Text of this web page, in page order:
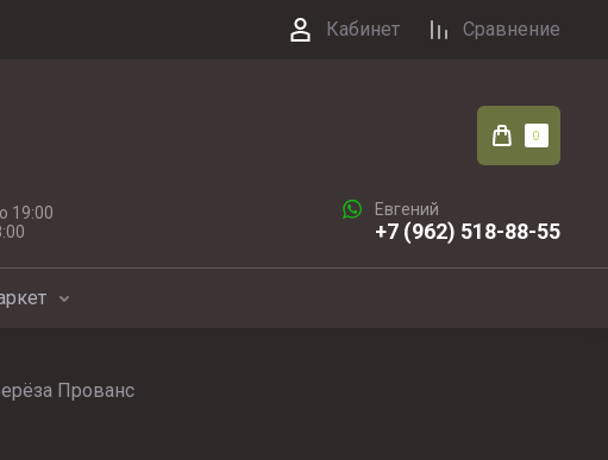
Кабинет Сравнение
19:00
Евгений
+7 (962) 518-88-55
0
Прованс